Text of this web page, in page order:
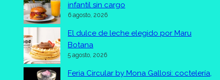
infantil sin cargo
6 agosto, 2026
El dulce de leche elegido por Maru
Botana
5 agosto, 2026
Feria Circular by Mona Gallosi: coctelería,